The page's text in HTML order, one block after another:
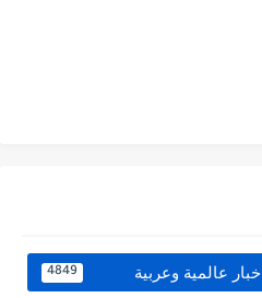
اخبار عالمية وعربية 4849